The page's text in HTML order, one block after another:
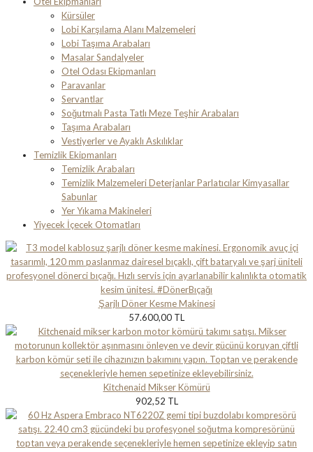
Kürsüler
Lobi Karşılama Alanı Malzemeleri
Lobi Taşıma Arabaları
Masalar Sandalyeler
Otel Odası Ekipmanları
Paravanlar
Servantlar
Soğutmalı Pasta Tatlı Meze Teşhir Arabaları
Taşıma Arabaları
Vestiyerler ve Ayaklı Askılıklar
Temizlik Ekipmanları
Temizlik Arabaları
Temizlik Malzemeleri Deterjanlar Parlatıcılar Kimyasallar
Sabunlar
Yer Yıkama Makineleri
Yiyecek İçecek Otomatları
Şarjlı Döner Kesme Makinesi
57.600,00 TL
Kitchenaid Mikser Kömürü
902,52 TL